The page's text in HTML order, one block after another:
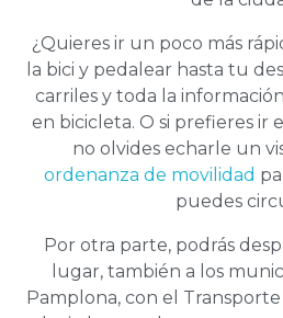
¿Quieres ir un poco más
la bici y pedalear hasta tu
carriles y toda la
en bicicleta. O si prefieres ir
no olvides echarle un
ordenanza de movilidad
puedes
Por otra parte, podrás
lugar, también a los
Pamplona, con el